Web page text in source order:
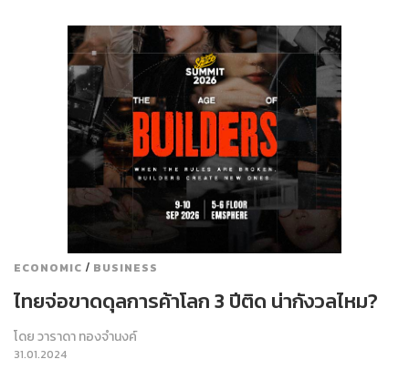
ECONOMIC / BUSINESS
ไทยจ่อขาดดุลการค้าโลก 3 ปีติด น่ากังวลไหม?
โดยวาราดา ทองจำนงค์
31.01.2024